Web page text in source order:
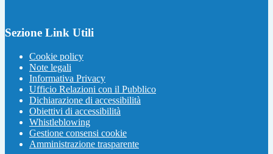
Sezione Link Utili
Cookie policy
Note legali
Informativa Privacy
Ufficio Relazioni con il Pubblico
Dichiarazione di accessibilità
Obiettivi di accessibilità
Whistleblowing
Gestione consensi cookie
Amministrazione trasparente